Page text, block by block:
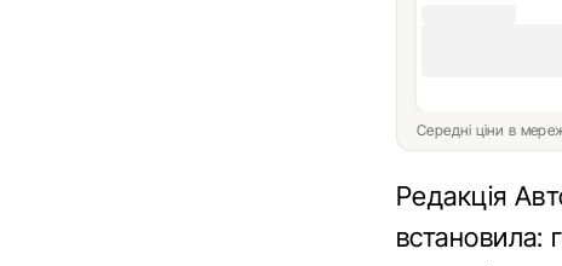
Середні ціни в
Редакція
встановила: